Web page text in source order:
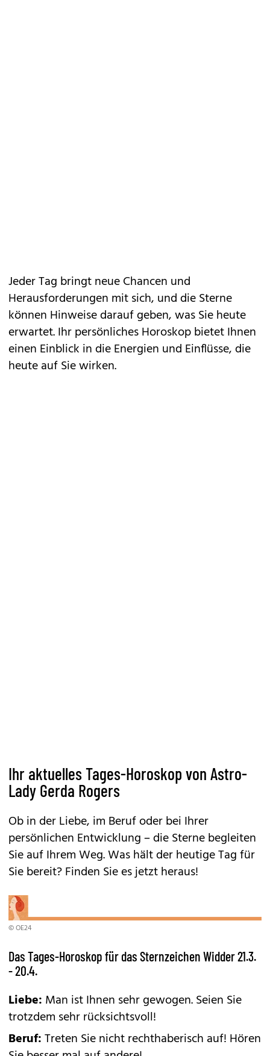
Jeder Tag bringt neue Chancen und
Herausforderungen mit sich, und die Sterne
können Hinweise darauf geben, was Sie heute
erwartet. Ihr persönliches Horoskop bietet Ihnen
einen Einblick in die Energien und Einflüsse, die
heute auf Sie wirken.
Ihr aktuelles Tages-Horoskop von Astro-
Lady Gerda Rogers
Ob in der Liebe, im Beruf oder bei Ihrer
persönlichen Entwicklung – die Sterne begleiten
Sie auf Ihrem Weg. Was hält der heutige Tag für
Sie bereit? Finden Sie es jetzt heraus!
© OE24
Das Tages-Horoskop für das Sternzeichen Widder 21.3.
- 20.4.
Liebe: Man ist Ihnen sehr gewogen. Seien Sie
trotzdem sehr rücksichtsvoll!
Beruf:Treten Sie nicht rechthaberisch auf! Hören